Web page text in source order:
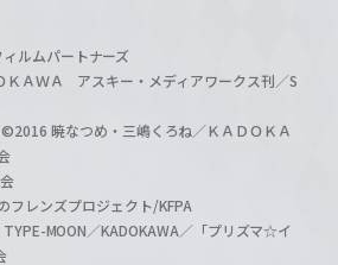
ルムパートナーズ
ＡＷＡ アスキー・メディアワークス刊／S
暁なつめ・三嶋くろね／ＫＡＤＯＫＡ
レンズプロジェクト/KFPA
MOON／KADOKAWA／「プリズマ☆イ